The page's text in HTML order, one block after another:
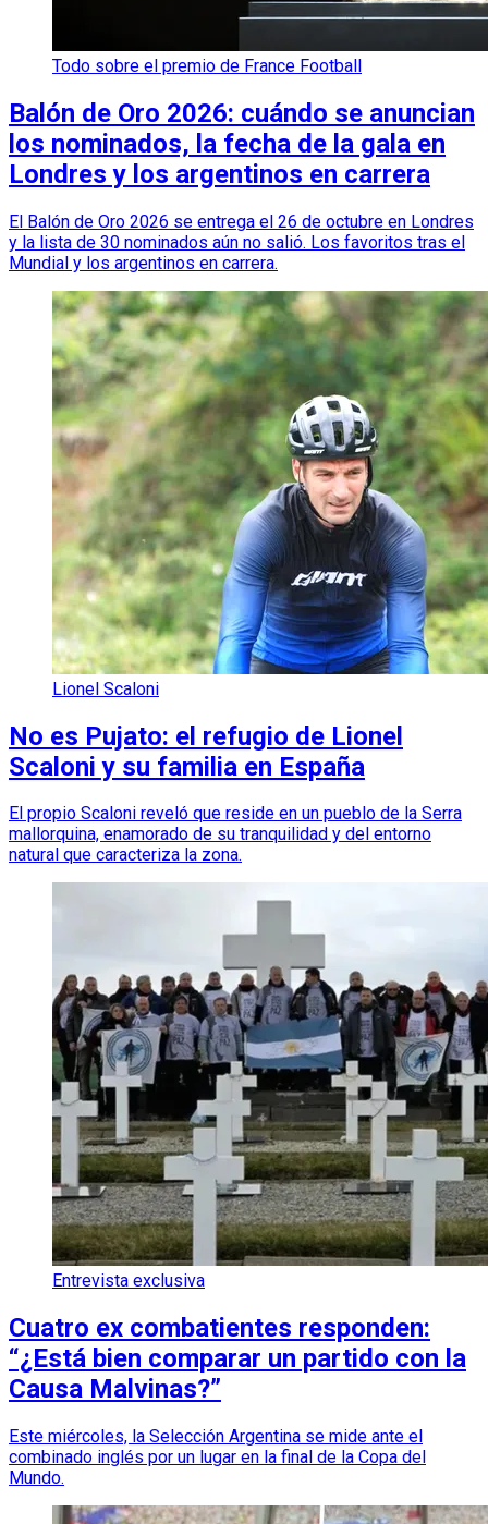
Todo sobre el premio de France Football
Balón de Oro 2026: cuándo se anuncian
los nominados, la fecha de la gala en
Londres y los argentinos en carrera
El Balón de Oro 2026 se entrega el 26 de octubre en Londres
y la lista de 30 nominados aún no salió. Los favoritos tras el
Mundial y los argentinos en carrera.
Lionel Scaloni
No es Pujato: el refugio de Lionel
Scaloni y su familia en España
El propio Scaloni reveló que reside en un pueblo de la Serra
mallorquina, enamorado de su tranquilidad y del entorno
natural que caracteriza la zona.
Entrevista exclusiva
Cuatro ex combatientes responden:
“¿Está bien comparar un partido con la
Causa Malvinas?”
Este miércoles, la Selección Argentina se mide ante el
combinado inglés por un lugar en la final de la Copa del
Mundo.